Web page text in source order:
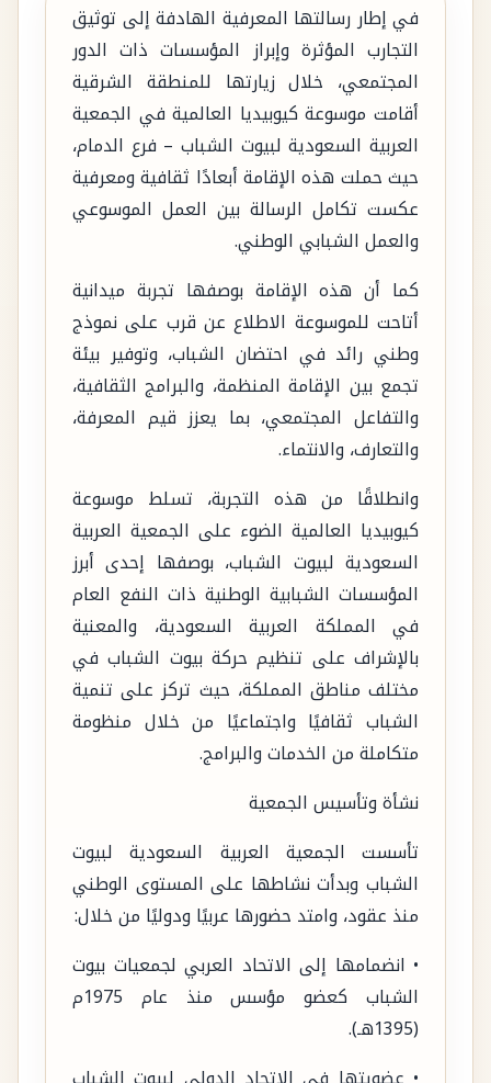
في إطار رسالتها المعرفية الهادفة إلى توثيق
التجارب المؤثرة وإبراز المؤسسات ذات الدور
المجتمعي، خلال زيارتها للمنطقة الشرقية
أقامت موسوعة كيوبيديا العالمية في الجمعية
العربية السعودية لبيوت الشباب – فرع الدمام،
حيث حملت هذه الإقامة أبعادًا ثقافية ومعرفية
عكست تكامل الرسالة بين العمل الموسوعي
والعمل الشبابي الوطني.
كما أن هذه الإقامة بوصفها تجربة ميدانية
أتاحت للموسوعة الاطلاع عن قرب على نموذج
وطني رائد في احتضان الشباب، وتوفير بيئة
تجمع بين الإقامة المنظمة، والبرامج الثقافية،
والتفاعل المجتمعي، بما يعزز قيم المعرفة،
والتعارف، والانتماء.
وانطلاقًا من هذه التجربة، تسلط موسوعة
كيوبيديا العالمية الضوء على الجمعية العربية
السعودية لبيوت الشباب، بوصفها إحدى أبرز
المؤسسات الشبابية الوطنية ذات النفع العام
في المملكة العربية السعودية، والمعنية
بالإشراف على تنظيم حركة بيوت الشباب في
مختلف مناطق المملكة، حيث تركز على تنمية
الشباب ثقافيًا واجتماعيًا من خلال منظومة
متكاملة من الخدمات والبرامج.
نشأة وتأسيس الجمعية
تأسست الجمعية العربية السعودية لبيوت
الشباب وبدأت نشاطها على المستوى الوطني
منذ عقود، وامتد حضورها عربيًا ودوليًا من خلال:
• انضمامها إلى الاتحاد العربي لجمعيات بيوت
الشباب كعضو مؤسس منذ عام 1975م
(1395هـ).